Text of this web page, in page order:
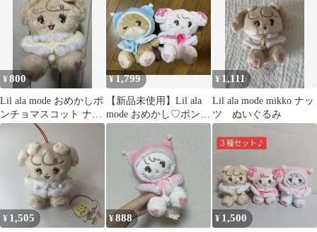
¥800
Lil ala mode おめかしポ
ンチョマスコット ナッ
ツ
¥1,799
【新品未使用】Lil ala
mode おめかし♡ポンチ
ョぬいぐるみ 20cm
¥ 1,111
Lil ala mode mikko ナッ
ツ ぬいぐるみ
¥ 1,505 ¥888 ¥ 1,500